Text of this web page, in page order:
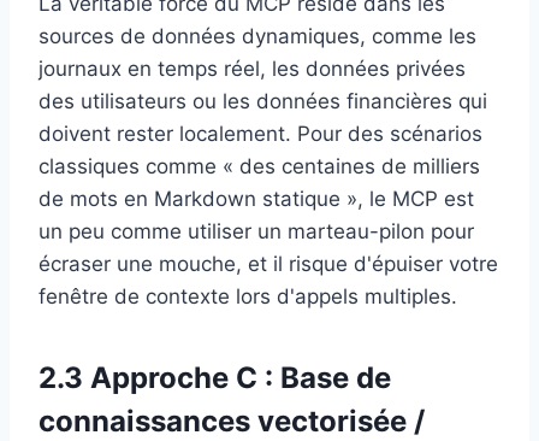
sources de données dynamiques, comme les
journaux en temps réel, les données privées
des utilisateurs ou les données financières qui
doivent rester localement. Pour des scénarios
classiques comme « des centaines de milliers
de mots en Markdown statique », le MCP est
un peu comme utiliser un marteau-pilon pour
écraser une mouche, et il risque d'épuiser votre
fenêtre de contexte lors d'appels multiples.
2.3 Approche C : Base de
connaissances vectorisée /